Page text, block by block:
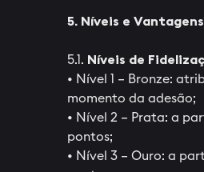
5. Níveis e
5.1. Níveis de
• Nível 1 – Bronze:
momento da adesão;
• Nível 2 – Prata: a
pontos;
• Nível 3 – Ouro: a